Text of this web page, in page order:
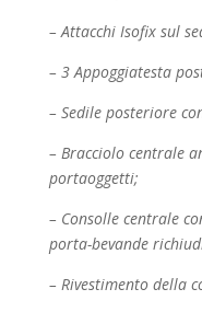
– Attacchi Isofix sul
– 3 Appoggiatesta
– Sedile posteriore
– Bracciolo centrale
portaoggetti;
– Consolle centrale
porta-bevande
– Rivestimento della